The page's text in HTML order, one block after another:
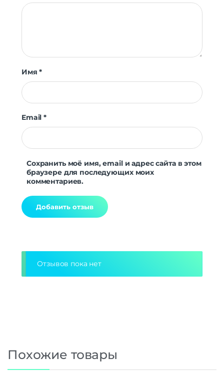
Имя*
Email*
Сохранить моё имя, email и адрес сайта в этом
браузере для последующих моих
комментариев.
Отзывов пока нет
Похожие товары